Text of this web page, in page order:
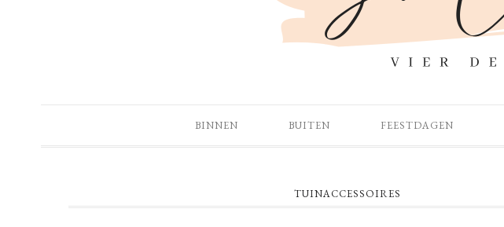
BINNEN BUITEN FEESTDAGEN
TUINACCESSOIRES